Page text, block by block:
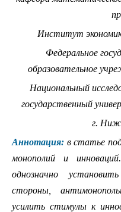
Институт
Федеральное
образовательное
Национальный
государственный
г.
Аннотация: в статье
монополий и
однозначно
стороны,
усилить стимулы к